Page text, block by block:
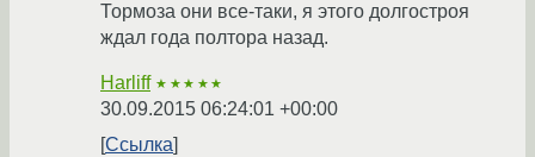
Тормоза они все-таки, я этого долгостроя
ждал года полтора назад.
Harliff ★★★★★
30.09.2015 06:24:01 +00:00
Ссылка